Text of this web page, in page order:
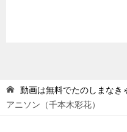
動画は無料でたのしまなき
アニソン（千本木彩花）